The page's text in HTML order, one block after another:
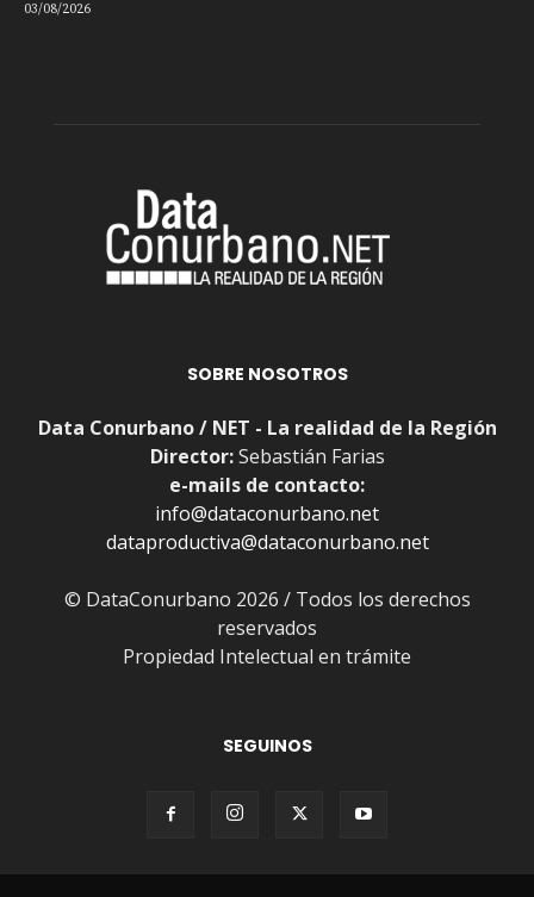
03/08/2026
SOBRE NOSOTROS
Data Conurbano / NET - La realidad de la Región
Director:Sebastián Farias
e-mails de contacto:
info@dataconurbano.net
dataproductiva@dataconurbano.net
© DataConurbano 2026 / Todos los derechos
reservados
Propiedad Intelectual en trámite
SEGUINOS